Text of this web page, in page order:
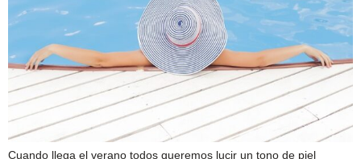
Cuando llega el verano todos queremos lucir un tono de piel